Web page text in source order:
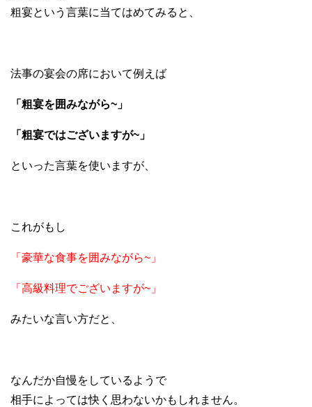
粗宴という言葉に当てはめてみると、
法事の宴会の席において例えば
「粗宴を囲みながら~」
「粗宴ではございますが~」
といった言葉を使いますが、
これがもし
「豪華な食事を囲みながら~」
「高級料理でございますが~」
みたいな言い方だと、
なんだか自慢をしているようで
相手によっては快く思わないかもしれません。